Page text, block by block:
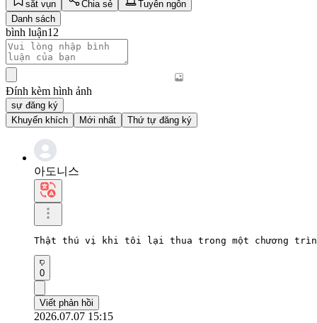
sắt vụn Chia sẻ
Tuyên ngôn
Danh sách
bình luận12
Đính kèm hình ảnh
sự đăng ký
Khuyến khích
Mới nhất Thứ tự đăng ký
아도니스
Thật thú vị khi tôi lại thua trong một chương
0
Viết phản hồi
2026.07.07 15:15